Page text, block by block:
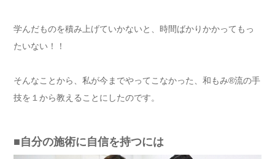
学んだものを積み上げていかないと、時間ばかりかかってもっ
たいない！！
そんなことから、私が今までやってこなかった、和もみ®流の手
技を１から教えることにしたのです。
■自分の施術に自信を持つには